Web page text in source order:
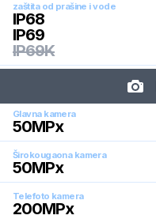
zaštita od prašine i vode
IP68
IP69
IP69K
Glavna kamera
50MPx
Širokougaona kamera
50MPx
Telefoto kamera
200MPx